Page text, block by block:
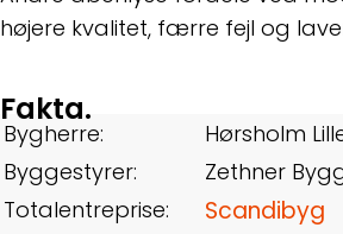
højere kvalitet, færre fejl og
Fakta.
Bygherre:
Hørsholm
Byggestyrer:
Zethner
Totalentreprise:
Scandibyg